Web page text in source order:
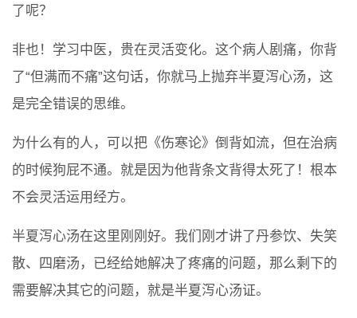
了呢？
非也！学习中医，贵在灵活变化。这个病人剧痛，你背
了“但满而不痛”这句话，你就马上抛弃半夏泻心汤，这
是完全错误的思维。
为什么有的人，可以把《伤寒论》倒背如流，但在治病
的时候狗屁不通。就是因为他背条文背得太死了！根本
不会灵活运用经方。
半夏泻心汤在这里刚刚好。我们刚才讲了丹参饮、失笑
散、四磨汤，已经给她解决了疼痛的问题，那么剩下的
需要解决其它的问题，就是半夏泻心汤证。